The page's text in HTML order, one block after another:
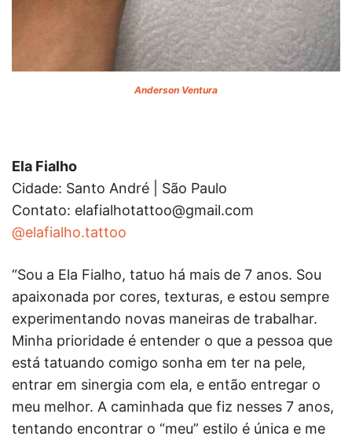
Anderson Ventura
Ela Fialho
Cidade: Santo André | São Paulo
Contato: elafialhotattoo@gmail.com
@elafialho.tattoo
“Sou a Ela Fialho, tatuo há mais de 7 anos. Sou
apaixonada por cores, texturas, e estou sempre
experimentando novas maneiras de trabalhar.
Minha prioridade é entender o que a pessoa que
está tatuando comigo sonha em ter na pele,
entrar em sinergia com ela, e então entregar o
meu melhor. A caminhada que fiz nesses 7 anos,
tentando encontrar o “meu” estilo é única e me